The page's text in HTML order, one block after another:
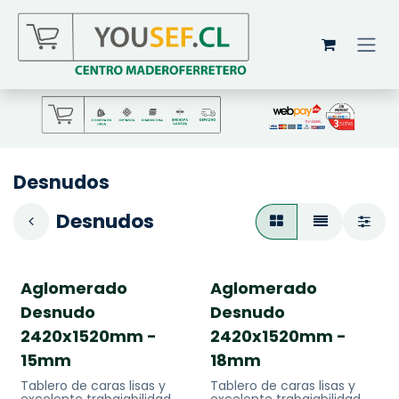
Ir al contenido
Desnudos
Desnudos
Aglomerado
Desnudo
2420x1520mm -
15mm
Tablero de caras lisas y
Aglomerado
Desnudo
2420x1520mm -
18mm
Tablero de caras lisas y